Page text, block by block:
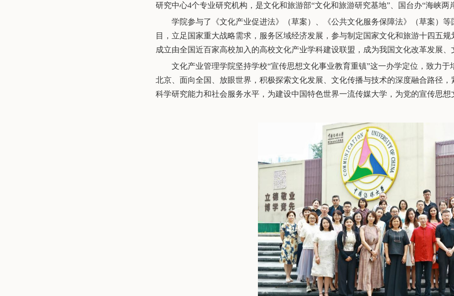
研究中心4个专业研究机构，是文化和旅游部“文化和旅游研究基地”、国台办“海峡两
学院参与了《文化产业促进法》（草案）、《公共文化服务保障法》（草案）
目，立足国家重大战略需求，服务区域经济发展，参与制定国家文化和旅游十四五
成立由全国近百家高校加入的高校文化产业学科建设联盟，成为我国文化改革发展、
文化产业管理学院坚持学校“宣传思想文化事业教育重镇”这一办学定位，致力
北京、面向全国、放眼世界，积极探索文化发展、文化传播与技术的深度融合路径
科学研究能力和社会服务水平，为建设中国特色世界一流传媒大学，为党的宣传思想